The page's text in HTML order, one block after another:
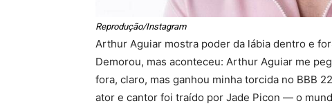
Reprodução/Instagram
Arthur Aguiar mostra poder da lábia dentro e
Demorou, mas aconteceu: Arthur Aguiar me
fora, claro, mas ganhou minha torcida no BBB
ator e cantor foi traído por Jade Picon — o